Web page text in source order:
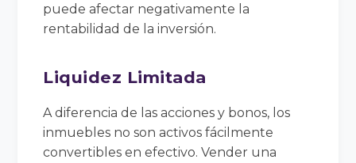
puede afectar negativamente la
rentabilidad de la inversión.
Liquidez Limitada
A diferencia de las acciones y bonos, los
inmuebles no son activos fácilmente
convertibles en efectivo. Vender una